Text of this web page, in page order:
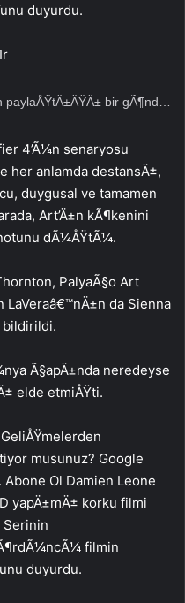
duyurdu.
4’Ã¼n senaryosu
her anlamda destansÄ±,
duygusal ve tamamen
Art’Ä±n kÃ¶kenini
dÃ¼ÅŸtÃ¼.
PalyaÃ§o Art
da Sienna
Ã§apÄ±nda neredeyse
elde etmiÅŸti.
GeliÅŸmelerden
musunuz? Google
Abone Ol Damien Leone
yapÄ±mÄ± korku filmi
filmin
duyurdu.